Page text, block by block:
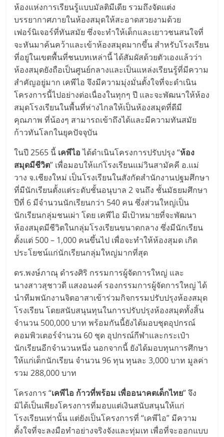
ห้องแห่งการเรียนรู้แบบมัลติมีเดีย รวมถึงจัดแต่ง
บรรยากาศภายในห้องสมุดให้สะอาดสวยงามด้วย
เฟอร์นิเจอร์ที่ทันสมัย ซึ่งจะทำให้เด็กและเยาวชนสนใจที่
จะหันมาค้นคว้าและเข้าห้องสมุดมากขึ้น สำหรับโรงเรียน
ที่อยู่ในเขตพื้นที่ชนบทเหล่านี้ ได้สัมผัสด้วยตัวเองแล้วว่า
ห้องสมุดยังถือเป็นศูนย์กลางและเป็นแหล่งเรียนรู้ที่มีความ
สำคัญอยู่มาก เคพีไอ จึงมีความมุ่งมั่นตั้งใจที่จะดำเนิน
โครงการนี้ไปอย่างต่อเนื่องในทุกๆ ปี และจะพัฒนาให้ห้อง
สมุดโรงเรียนในพื้นที่ห่างไกลให้เป็นห้องสมุดที่ดีมี
คุณภาพ ที่น้องๆ สามารถเข้าถึงได้และมีความทันสมัย
ก้าวทันโลกในยุคปัจจุบัน
ในปี 2565 นี้ เคพีไอได้ดำเนินโครงการปรับปรุง “ห้อง
สมุดมีชีวิต” เพื่อมอบให้แก่โรงเรียนแม่วินสามัคคี อ.แม่
วาง จ.เชียงใหม่ เป็นโรงเรียนในสังกัดสำนักงานปฐมศึกษา
ที่มีนักเรียนตั้งแต่ระดับชั้นอนุบาล 2 จนถึง ชั้นมัธยมศึกษา
ปีที่ 6 มีจำนวนนักเรียนกว่า 540 คน ซึ่งส่วนใหญ่เป็น
นักเรียนกลุ่มชนเผ่า โดย เคพีไอ มีเป้าหมายที่จะพัฒนา
ห้องสมุดมีชีวิตในกลุ่มโรงเรียนขนาดกลาง ซึ่งมีนักเรียน
ตั้งแต่ 500 – 1,000 คนขึ้นไป เพื่อจะทำให้ห้องสุมด เกิด
ประโยชน์แก่นักเรียนกลุ่มใหญ่มากที่สุด
ดร.พงษ์ภาณุ ดำรงศิริ กรรมการผู้จัดการใหญ่ และ
นางสาวสุชาวดี แสงอนงค์ รองกรรมการผู้จัดการใหญ่ ได้
นำทีมพนักงานจิตอาสาเข้าร่วมกิจกรรมปรับปรุงห้องสมุด
โรงเรียน โดยสนับสนุนทุนในการปรับปรุงห้องสมุดทั้งสิ้น
จำนวน 500,000 บาท พร้อมกันนี้ยังได้มอบชุดอุปกรณ์
คอมพิวเตอร์จำนวน 60 ชุด อุปกรณ์กีฬาและกระเป๋า
นักเรียนอีกจำนวนหนึ่ง นอกจากนี้ ยังได้มอบทุนการศึกษา
ให้แก่เด็กนักเรียน จำนวน 96 ทุน ทุนละ 3,000 บาท มูลค่า
รวม 288,000 บาท
โครงการ “เคพีไอ ก้าวที่พร้อม เพื่ออนาคตเด็กไทย” จึง
มิได้เป็นเพียงโครงการที่มอบแต่เงินสนับสนุนให้แก่
โรงเรียนเท่านั้น แต่ยังเป็นโครงการที่ “เคพีไอ” มีความ
ตั้งใจที่จะลงมือทำอย่างจริงจังและทุ่มเท เพื่อที่จะออกแบบ